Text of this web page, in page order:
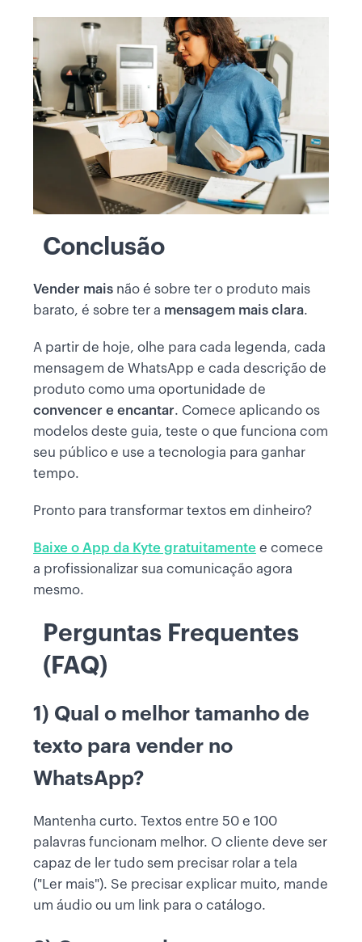
Conclusão
Vender mais não é sobre ter o produto mais
barato, é sobre ter a mensagem mais clara.
A partir de hoje, olhe para cada legenda, cada
mensagem de WhatsApp e cada descrição de
produto como uma oportunidade de
convencer e encantar. Comece aplicando os
modelos deste guia, teste o que funciona com
seu público e use a tecnologia para ganhar
tempo.
Pronto para transformar textos em dinheiro?
Baixe o App da Kyte gratuitamente e comece
a profissionalizar sua comunicação agora
mesmo.
Perguntas Frequentes
(FAQ)
1) Qual o melhor tamanho de
texto para vender no
WhatsApp?
Mantenha curto. Textos entre 50 e 100
palavras funcionam melhor. O cliente deve ser
capaz de ler tudo sem precisar rolar a tela
("Ler mais"). Se precisar explicar muito, mande
um áudio ou um link para o catálogo.